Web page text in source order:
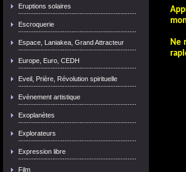
Eruptions solaires
Escroquerie
Espace, Laniakea, Grand Attracteur
Europe, Euro, CEDH
Eveil, Prière, Révolution spirituelle
Evènement artistique
Exoplanètes
Explorateurs
Expression libre
Film
Ne